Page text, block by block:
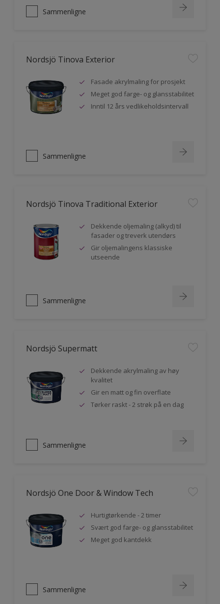
Sammenligne
Nordsjö Tinova Exterior
Fasade akrylmaling for prosjekt
Meget god farge- og glansstabilitet
Inntil 12 års vedlikeholdsintervall
Sammenligne
Nordsjö Tinova Traditional Exterior
Dekkende oljemaling (alkyd) til
fasader og treverk utendørs
Gir oljemalingens klassiske
utseende
Sammenligne
Nordsjö Supermatt
Dekkende akrylmaling av høy
kvalitet
Gir en matt og fin overflate
Tørker raskt - 2 strøk på en dag
Sammenligne
Nordsjö One Door & Window Tech
Hurtigtørkende - 2 timer
Svært god farge- og glansstabilitet
Meget god kantdekk
Sammenligne